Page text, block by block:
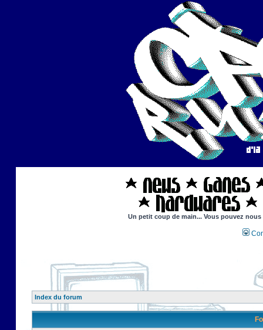
Un petit coup de main... Vous pouvez
Index du forum